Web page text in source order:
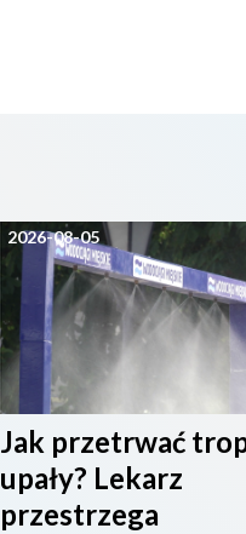
2026-08-05
Jak przetrwać
upały? Lekarz
przestrzega